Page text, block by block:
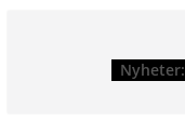
Nyheter: